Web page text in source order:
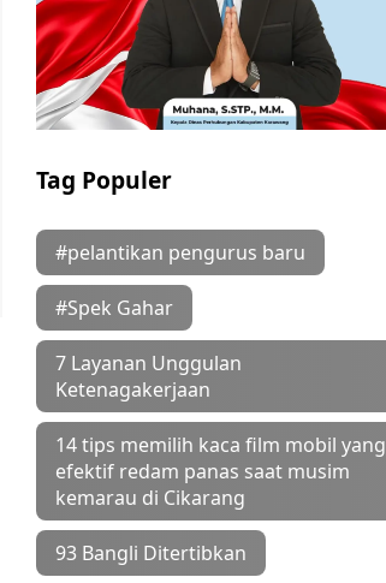
Tag Populer
#pelantikan pengurus baru
#Spek Gahar
7 Layanan Unggulan
Ketenagakerjaan
14 tips memilih kaca film mobil yang
efektif redam panas saat musim
kemarau di Cikarang
93 Bangli Ditertibkan